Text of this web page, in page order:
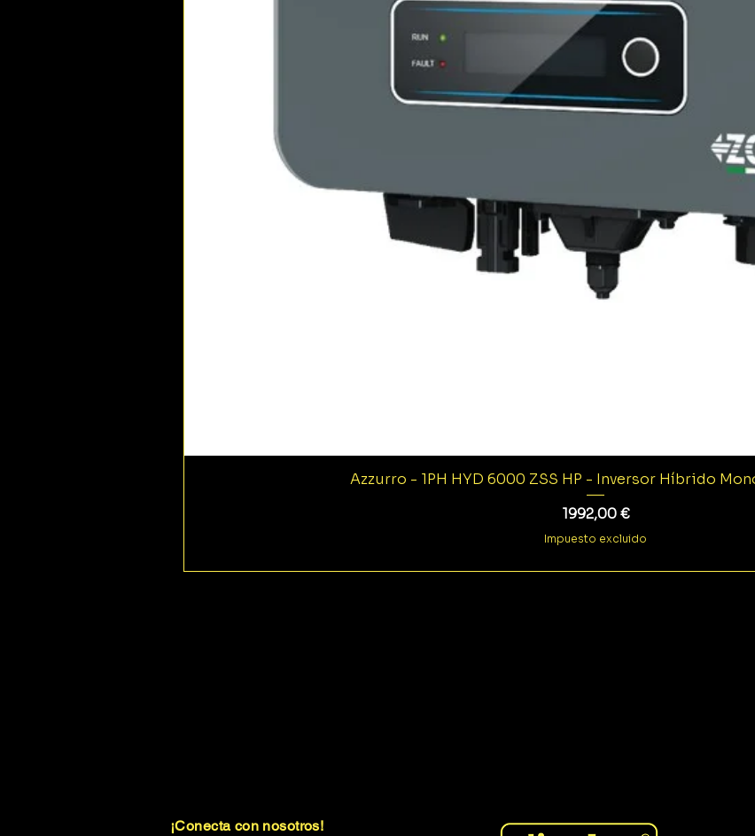
Azzurro - 1PH HYD 6000 ZSS HP - Inversor Híbrido
Precio
1992,00 €
Impuesto excluido
¡Conecta con nosotros!